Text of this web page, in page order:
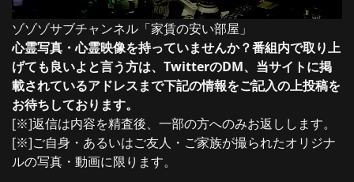
ゾゾゾサブチャンネル「家賃の安い部屋」
心霊写真・心霊映像を持っていませんか？番組内で取り上
げても良いよと言う方は、TwitterのDM、当サイトに掲
載されているアドレスまで下記の情報をご記入の上投稿を
お待ちしております。
[※]返信は内容を精査後、一部の方へのみお返しします。
[※]ご自身・あるいはご友人・ご家族が撮られたオリジナ
ルの写真・動画に限ります。